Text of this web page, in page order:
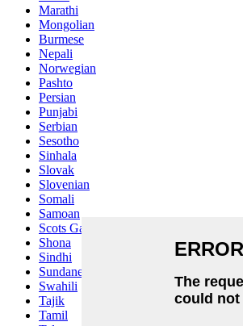
Marathi
Mongolian
Burmese
Nepali
Norwegian
Pashto
Persian
Punjabi
Serbian
Sesotho
Sinhala
Slovak
Slovenian
Somali
Samoan
Scots Gaelic
Shona
Sindhi
Sundanese
Swahili
Tajik
Tamil